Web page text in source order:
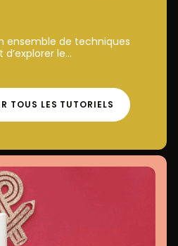
ensemble de techniques
le...
TOUS LES TUTORIELS